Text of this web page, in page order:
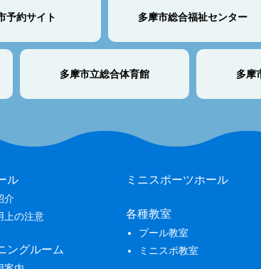
予約サイト 多摩市総合福祉センター
多摩市立総合体育館 多摩
ル
介
上の注意
ングルーム
ミニスポーツホール
各種教室
プール教室
ミニスポ教室